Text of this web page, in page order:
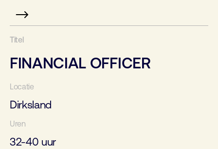
FINANCIAL OFFICER
Dirksland
32-40 uur